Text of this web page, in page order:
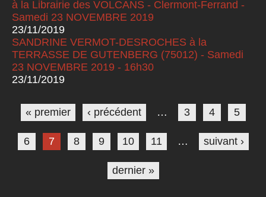
à la Librairie des VOLCANS - Clermont-Ferrand -
Samedi 23 NOVEMBRE 2019
23/11/2019
SANDRINE VERMOT-DESROCHES à la
TERRASSE DE GUTENBERG (75012) - Samedi
23 NOVEMBRE 2019 - 16h30
23/11/2019
Pages
« premier ‹ précédent … 3 4 5
6 7 8 9 10 11 … suivant ›
dernier »